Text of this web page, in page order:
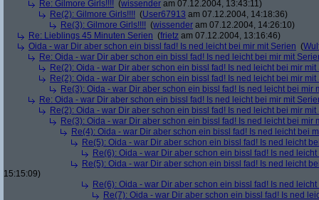
Re: Gilmore Girls!!!! (wissender am 07.12.2004, 13:43:11)
Re(2): Gilmore Girls!!!! (User67913 am 07.12.2004, 14:18:36)
Re(3): Gilmore Girls!!!! (wissender am 07.12.2004, 14:26:10)
Re: Lieblings 45 Minuten Serien (frietz am 07.12.2004, 13:16:46)
Oida - war Dir aber schon ein bissl fad! Is ned leicht bei mir mit Serien (
Re: Oida - war Dir aber schon ein bissl fad! Is ned leicht bei mir mit
Re(2): Oida - war Dir aber schon ein bissl fad! Is ned leicht bei mir mit
Re(2): Oida - war Dir aber schon ein bissl fad! Is ned leicht bei mir mit
Re(3): Oida - war Dir aber schon ein bissl fad! Is ned leicht bei mir
Re: Oida - war Dir aber schon ein bissl fad! Is ned leicht bei mir mit
Re(2): Oida - war Dir aber schon ein bissl fad! Is ned leicht bei mir mit
Re(3): Oida - war Dir aber schon ein bissl fad! Is ned leicht bei mir
Re(4): Oida - war Dir aber schon ein bissl fad! Is ned leicht bei
Re(5): Oida - war Dir aber schon ein bissl fad! Is ned leicht
Re(6): Oida - war Dir aber schon ein bissl fad! Is ned
Re(5): Oida - war Dir aber schon ein bissl fad! Is ned leicht
15:15:09)
Re(6): Oida - war Dir aber schon ein bissl fad! Is ned
Re(7): Oida - war Dir aber schon ein bissl fad! Is ned